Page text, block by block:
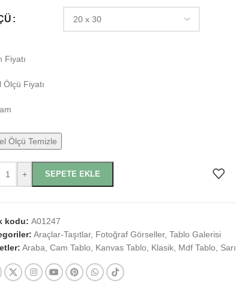
Fiyatı
Ölçü Fiyatı
Ölçü Temizle
+ SEPETE EKLE
kodu: A01247
Araçlar-Taşıtlar, Fotoğraf Görseller, Tablo Galerisi
Araba Cam Tablo Kanvas Tablo Klasik Mdf Tablo Sarı